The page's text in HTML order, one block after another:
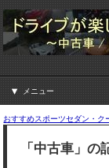
メニュー
おすすめスポーツセダン・
「中古車」の